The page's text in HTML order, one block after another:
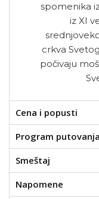
spomenika
iz XI
crkva
počivaju
Cena i popusti
Program putovanja
Smeštaj
Napomene